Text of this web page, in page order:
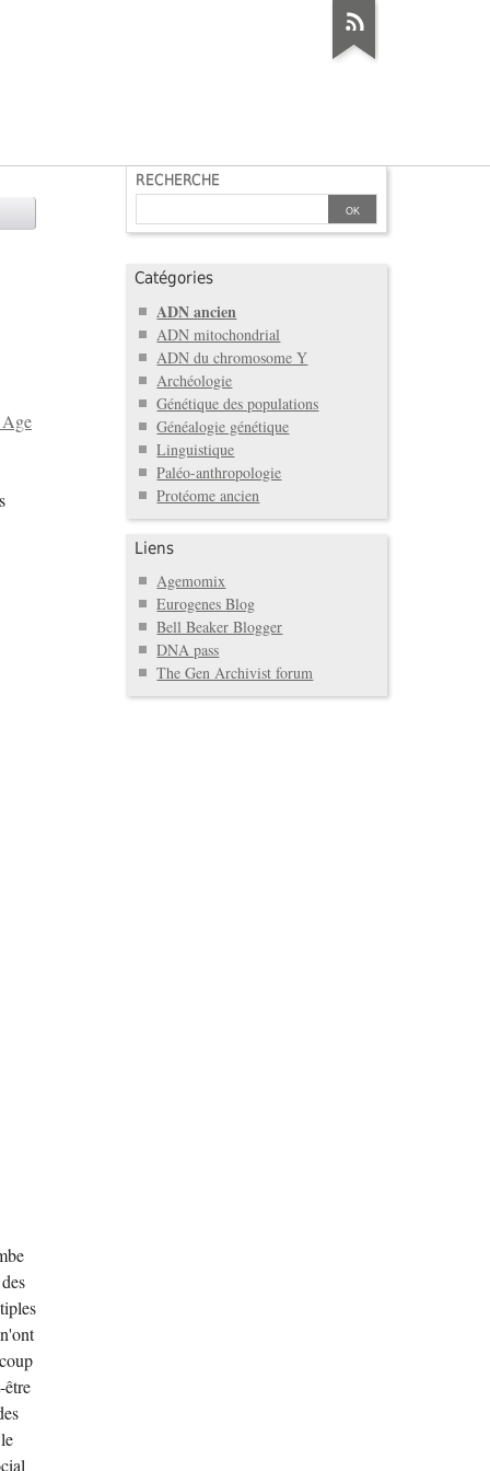
être
RECHERCHE
Catégories
ADN ancien
ADN mitochondrial
ADN du chromosome Y
Archéologie
Génétique des populations
Généalogie génétique
Linguistique
Paléo-anthropologie
Protéome ancien
Liens
Agemomix
Eurogenes Blog
Bell Beaker Blogger
DNA pass
The Gen Archivist forum